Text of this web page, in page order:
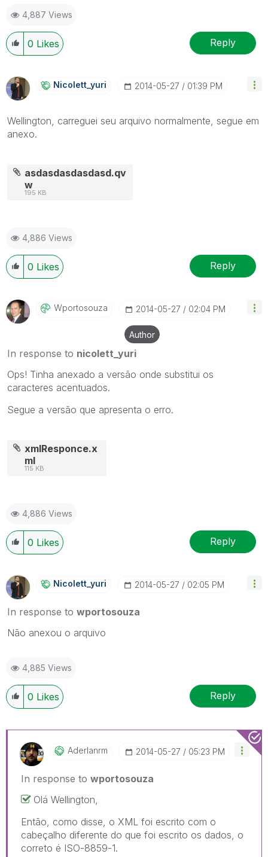
Youtube.com/bideaz  Instagram.com/bideaz.in
"Nada é tão inútil quanto fazer eficientemente o que
não deveria ser feito." (Peter Drucker)
4,887 Views
0 Likes Reply
Nicolett_yuri ‎2014-05-27 01:39 PM
Wellington, carreguei seu arquivo normalmente, segue em
anexo.
asdasdasdasdasd.qv
w
195 KB
4,886 Views
0 Likes Reply
Wportosouza ‎2014-05-27 02:04 PM
Author
In response to nicolett_yuri
Ops! Tinha anexado a versão onde substitui os
caracteres acentuados.
Segue a versão que apresenta o erro.
xmlResponce.x
ml
115 KB
4,886 Views
0 Likes Reply
Nicolett_yuri ‎2014-05-27 02:05 PM
In response to wportosouza
Não anexou o arquivo
4,885 Views
0 Likes Reply
Aderlanrm ‎2014-05-27 05:23 PM
In response to wportosouza
Olá Wellington,
Então, como disse, o XML foi escrito com o
cabeçalho diferente do que foi escrito os dados, o
correto é ISO-8859-1.